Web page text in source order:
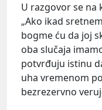
U razgovor se na
„Ako ikad
bogme ću da joj
oba slučaja
potvrđuju istinu
uha vremenom
bezrezervno